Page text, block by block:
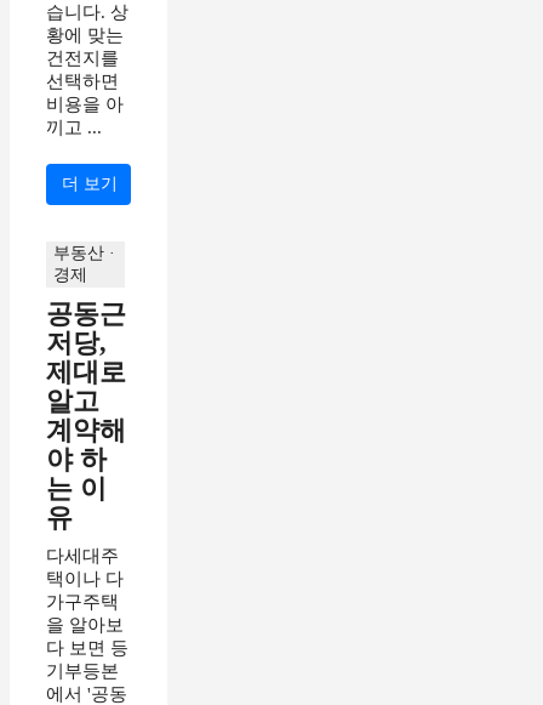
습니다. 상
황에 맞는
건전지를
선택하면
비용을 아
끼고 ...
더 보기
부동산 ·
경제
공동근
저당,
제대로
알고
계약해
야 하
는 이
유
다세대주
택이나 다
가구주택
을 알아보
다 보면 등
기부등본
에서 '공동